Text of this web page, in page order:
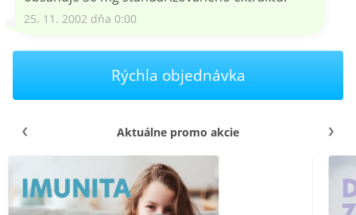
25. 11. 2002 dňa 0:00
Rýchla objednávka
Aktuálne promo akcie